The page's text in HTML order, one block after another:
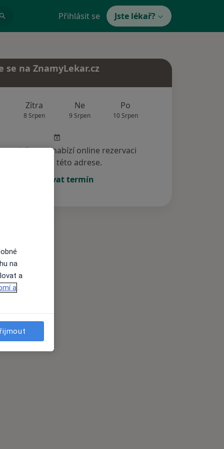
Přihlásit se Jste lékař?
se na ZnamyLekar.cz
Zítra
8 Srpen
Ne
9 Srpen
Po
10 Srpen
nenabízí online rezervaci
termínu na této adrese.
Rezervovat termín
na
a
a